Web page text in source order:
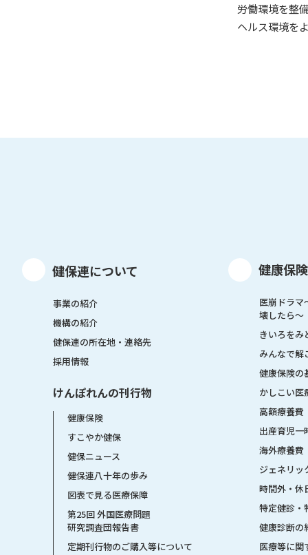
労働環境を整
ヘルス環境を
健保連について
事業の紹介
機構の紹介
健保連の所在地・連絡先
採用情報
けんぽれんの刊行物
健康保険
すこやか健保
健保ニュース
健保連八十年の歩み
図表で見る医療保障
第25回 外国医療問題
研究調査団報告書
定期刊行物のご購入等について
健康保
医崩ドラマ
壊したら〜
きいろをみ
みんなで解
健康保険の
かしこい医
高額療養費
出産育児一
海外療養費
ジェネリッ
時間外・休
特定健診・
健康診断の
医療等に関